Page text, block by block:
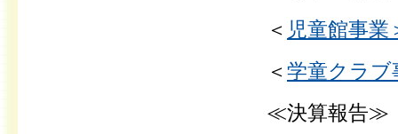
＜ 児童館事業
＜ 学童クラブ
≪決算報告≫